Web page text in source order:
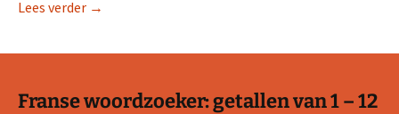
Lees verder Le Français Illustré: Frans leren met plaatjes.
→
Franse woordzoeker: getallen van 1 – 12